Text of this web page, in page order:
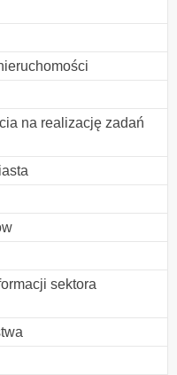
na realizację zadań
sektora